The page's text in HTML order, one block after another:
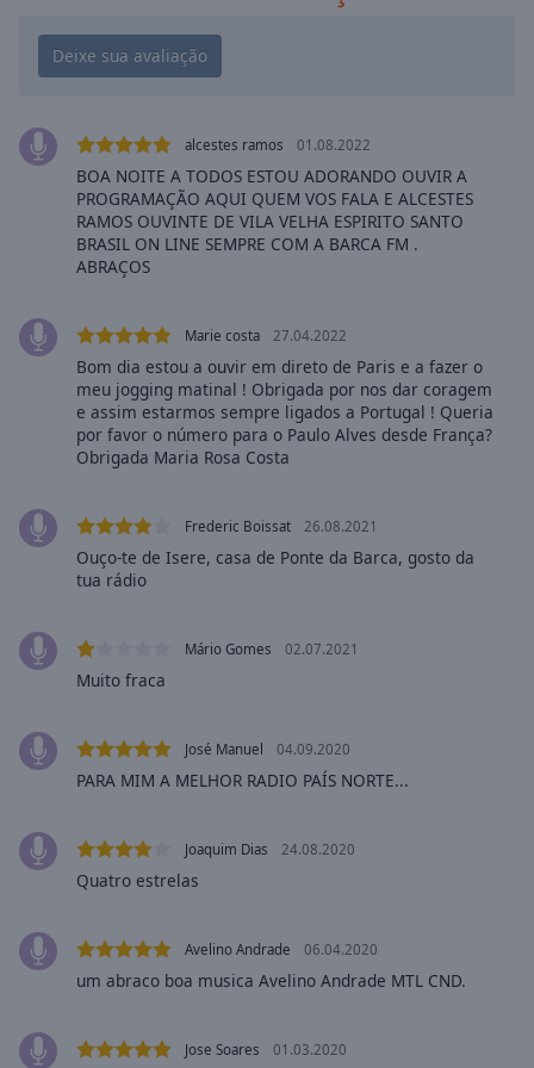
Chapters
Descriptions
descriptions
selected
subtitles
settings,
opens
subtitles
settings
off
,
selected
Picture-
Fullscreen
This
modal
window.
dialog
will
alcestes ramos 01.08.2022
BOA NOITE A TODOS ESTOU ADORANDO OUVIR A
PROGRAMAÇÃO AQUI QUEM VOS FALA E ALCESTES
RAMOS OUVINTE DE VILA VELHA ESPIRITO SANTO
BRASIL ON LINE SEMPRE COM A BARCA FM .
ABRAÇOS
Marie costa 27.04.2022
Bom dia estou a ouvir em direto de Paris e a fazer o
meu jogging matinal ! Obrigada por nos dar coragem
e assim estarmos sempre ligados a Portugal ! Queria
por favor o número para o Paulo Alves desde França?
Obrigada Maria Rosa Costa
Frederic Boissat 26.08.2021
Ouço-te de Isere, casa de Ponte da Barca, gosto da
tua rádio
Mário Gomes 02.07.2021
Muito fraca
José Manuel 04.09.2020
PARA MIM A MELHOR RADIO PAÍS NORTE...
Joaquim Dias 24.08.2020
Quatro estrelas
Avelino Andrade 06.04.2020
um abraco boa musica Avelino Andrade MTL CND.
Jose Soares 01.03.2020